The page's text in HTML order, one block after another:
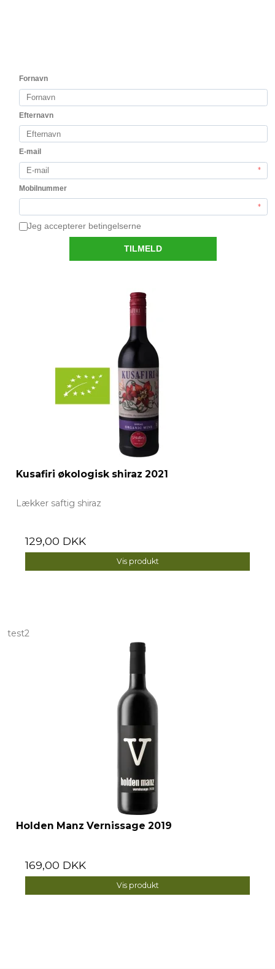
Klassisk Chenin Blanc fra Franschoek
169,00 DKK
Kusafiri økologisk shiraz 2021
Lækker saftig shiraz
129,00 DKK
Vis produkt
test2
Holden Manz Vernissage 2019
169,00 DKK
Vis produkt